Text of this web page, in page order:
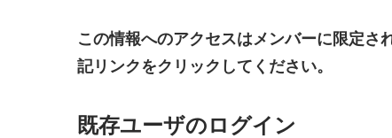
この情報へのアクセスはメンバーに限定
記リンクをクリックしてください。
既存ユーザのログイン